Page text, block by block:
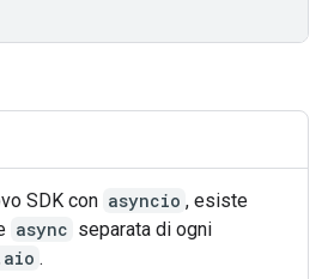
SDK con asyncio , esiste
async separata di ogni
.